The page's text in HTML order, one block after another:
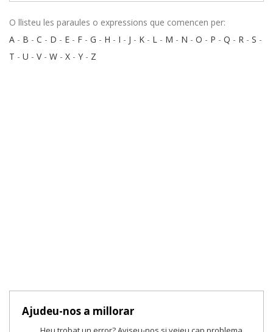
O llisteu les paraules o expressions que comencen per:
A - B - C - D - E - F - G - H - I - J - K - L - M - N - O - P - Q - R - S -
T - U - V- W - X - Y - Z
Ajudeu-nos a millorar